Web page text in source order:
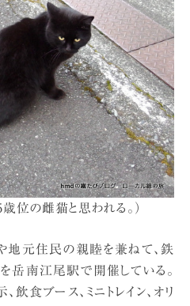
位の雌猫と思われる。）
地元住民の親睦を兼ねて、鉄
を岳南江尾駅で開催している。
食ブース、ミニトレイン、オリ